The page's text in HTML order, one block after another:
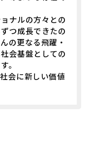
ナルの方々との
つ成長できたの
の更なる飛躍・
会基盤としての
。
会に新しい価値